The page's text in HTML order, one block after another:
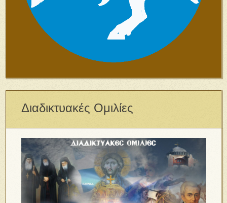
Διαδικτυακές Ομιλίες